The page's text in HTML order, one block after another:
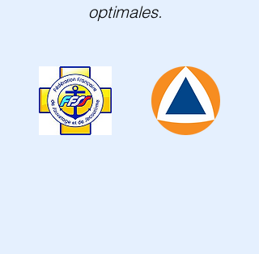
optimales.